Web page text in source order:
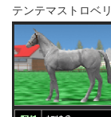
テンテマストロベリ